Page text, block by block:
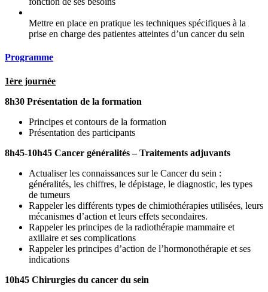
Mettre en place en pratique les techniques spécifiques à la
prise en charge des patientes atteintes d’un cancer du sein
Programme
1ère journée
8h30 Présentation de la formation
Principes et contours de la formation
Présentation des participants
8h45-10h45 Cancer généralités– Traitements adjuvants
Actualiser les connaissances sur le Cancer du sein :
généralités, les chiffres, le dépistage, le diagnostic, les types
de tumeurs
Rappeler les différents types de chimiothérapies utilisées, leurs
mécanismes d’action et leurs effets secondaires.
Rappeler les principes de la radiothérapie mammaire et
axillaire et ses complications
Rappeler les principes d’action de l’hormonothérapie et ses
indications
10h45 Chirurgies du cancer du sein